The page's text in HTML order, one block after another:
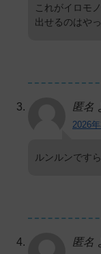
これがイロモ
出せるのはや
匿名
2026
ルンルンです
匿名